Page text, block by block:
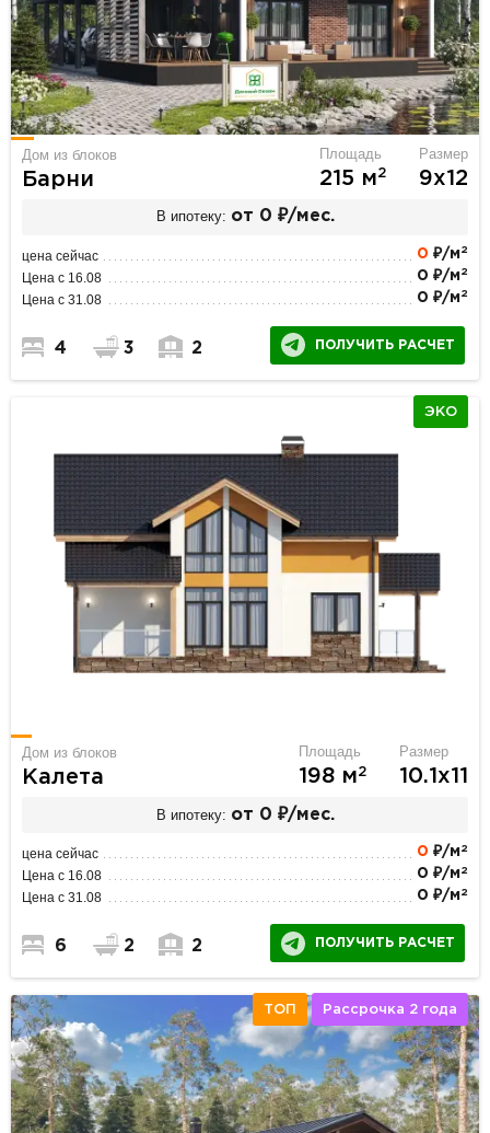
Дом из блоков
Барни
Площадь
215 м2
Размер
9х12
В ипотеку: от 0 ₽/мес.
цена сейчас 0 ₽/м 2
Цена с 16.08 0 ₽/м 2
Цена с 31.08 0 ₽/м 2
4 3 2 ПОЛУЧИТЬ РАСЧЕТ
ЭКО
Дом из блоков
Калета
Площадь
198 м2
Размер
10.1х11
В ипотеку: от 0 ₽/мес.
цена сейчас 0 ₽/м 2
Цена с 16.08 0 ₽/м 2
Цена с 31.08 0 ₽/м 2
6 2 2 ПОЛУЧИТЬ РАСЧЕТ
ТОП Рассрочка 2 года